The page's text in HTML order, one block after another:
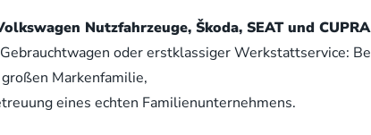
Nutzfahrzeuge, Škoda, SEAT und CUPRA
oder erstklassiger Werkstattservice:
Markenfamilie,
eines echten Familienunternehmens.